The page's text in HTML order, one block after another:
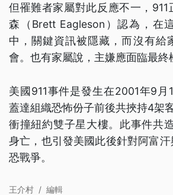
但罹難者家屬對此反應不一，911
森（Brett Eagleson）認為，在
中，關鍵資訊被隱藏，而沒有給
會。也有家屬說，主嫌應面臨最終
美國911事件是發生在2001年9月
蓋達組織恐怖份子前後共挾持4架
衝撞紐約雙子星大樓。此事件共
身亡，也引發美國此後針對阿富
恐戰爭。
王介村 / 編輯